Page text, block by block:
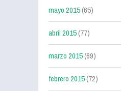
mayo 2015(65)
abril 2015(77)
marzo 2015(69)
febrero 2015(72)